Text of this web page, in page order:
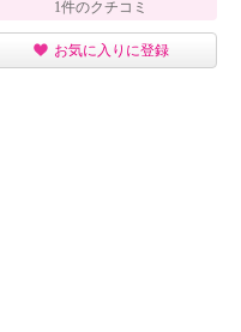
1件のクチコミ
お気に入りに登録